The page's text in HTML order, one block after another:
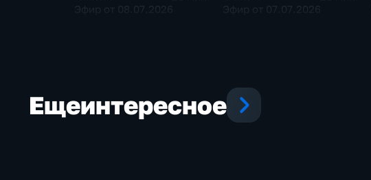
Ещеинтересное